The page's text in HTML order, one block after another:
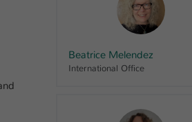
Beatrice Melendez
International Office